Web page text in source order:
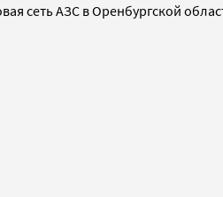
сеть АЗС в Оренбургской